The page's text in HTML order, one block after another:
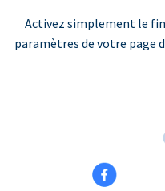
Activez simplement le
paramètres de votre page